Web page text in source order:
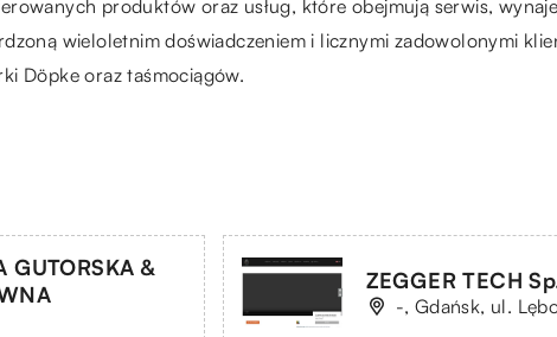
produktów oraz usług, które obejmują serwis,
wieloletnim doświadczeniem i licznymi zadowolonymi
Döpke oraz taśmociągów.
GUTORSKA &
ZEGGER TECH
-, Gdańsk, ul.